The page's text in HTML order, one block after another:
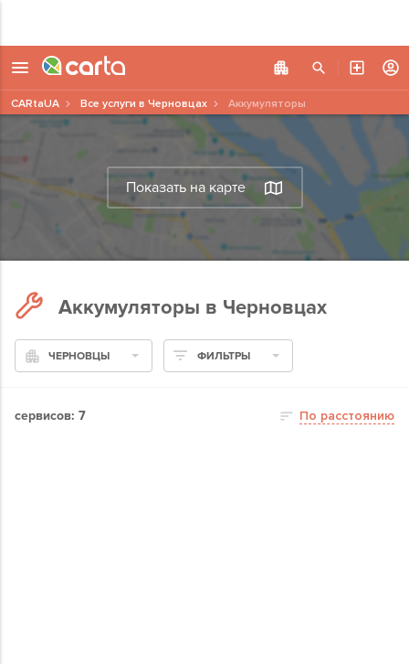
Показать на карте
CARtaUA Все услуги в Черновцах Аккумуляторы
Аккумуляторы в Черновцах
ЧЕРНОВЦЫ ФИЛЬТРЫ
сервисов: 7 По расстоянию